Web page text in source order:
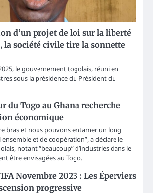
d’un projet de loi sur la liberté
la société civile tire la sonnette
le gouvernement togolais, réuni en
sous la présidence du Président du
du Togo au Ghana recherche
économique
bras et nous pouvons entamer un long
et de coopération”, a déclaré le
notant “beaucoup” d’industries dans le
être envisagées au Togo.
Novembre 2023 : Les Éperviers
progressive